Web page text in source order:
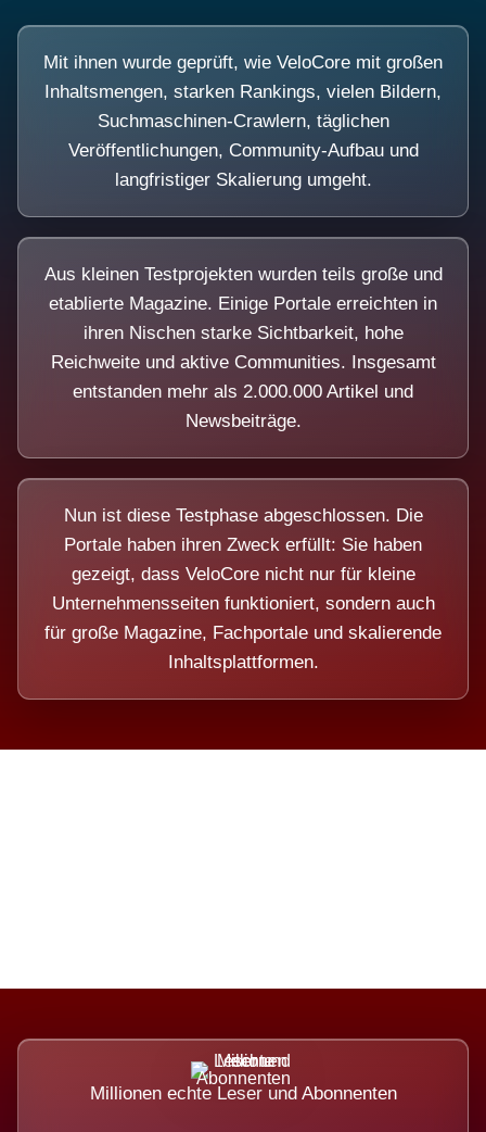
Mit ihnen wurde geprüft, wie VeloCore mit großen
Inhaltsmengen, starken Rankings, vielen Bildern,
Suchmaschinen-Crawlern, täglichen
Veröffentlichungen, Community-Aufbau und
langfristiger Skalierung umgeht.
Aus kleinen Testprojekten wurden teils große und
etablierte Magazine. Einige Portale erreichten in
ihren Nischen starke Sichtbarkeit, hohe
Reichweite und aktive Communities. Insgesamt
entstanden mehr als 2.000.000 Artikel und
Newsbeiträge.
Nun ist diese Testphase abgeschlossen. Die
Portale haben ihren Zweck erfüllt: Sie haben
gezeigt, dass VeloCore nicht nur für kleine
Unternehmensseiten funktioniert, sondern auch
für große Magazine, Fachportale und skalierende
Inhaltsplattformen.
Millionen echte Leser und Abonnenten